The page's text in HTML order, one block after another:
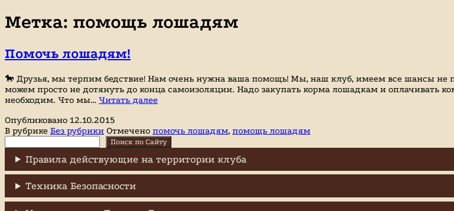
Метка: помощь лошадям
Помочь лошадям!
🐎 Друзья, мы терпим бедствие! Нам очень нужна ваша помощь! Мы, наш клуб, имеем все шансы не
можем просто не дотянуть до конца самоизоляции. Надо закупать корма лошадкам и оплачивать
необходим. Что мы… Читать далееПомочь
Опубликовано 12.10.2015
В рубрике Без рубрики Отмечено помочь лошадям, помощь лошадям
Поиск по Сайту
Правила действующие на территории клуба
Техника Безопасности